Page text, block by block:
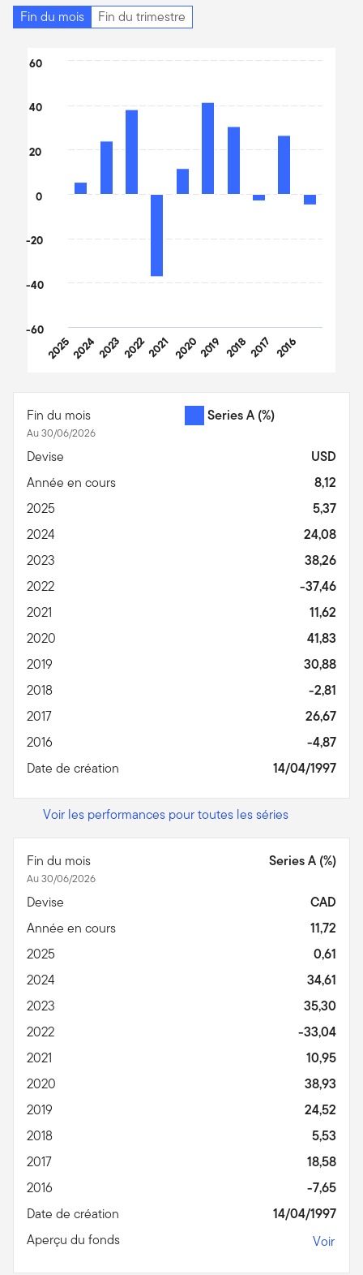
Fin du mois Fin du trimestre
The chart has 1 X axis displaying categories.
The chart has 1 Y axis displaying values. Data ranges from -
20252024202320222021 20202019 20182017 2016
-60
-40
-20
0
20
40
60
Fin du mois
Au 30/06/2026
Series A (%)
Devise
USD
Année en cours
8,12
2025
5,37
2024
24,08
2023
38,26
2022
-37,46
2021
11,62
2020
41,83
2019
30,88
2018
-2,81
2017
26,67
2016
-4,87
Date de création
14/04/1997
Voir les performances pour toutes les séries
Fin du mois
Au 30/06/2026
Series A (%)
Devise
CAD
Année en cours
11,72
2025
0,61
2024
34,61
2023
35,30
2022
-33,04
2021
10,95
2020
38,93
2019
24,52
2018
5,53
2017
18,58
2016
-7,65
Date de création
14/04/1997
Aperçu du fonds
Voir